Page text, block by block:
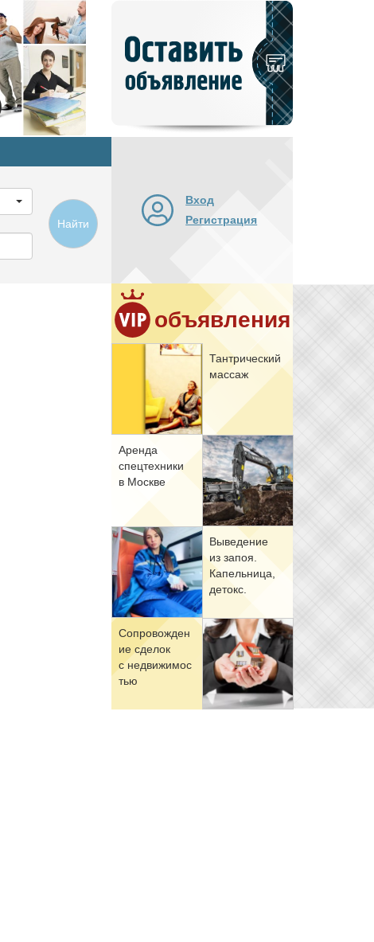
объявление
Найти
Вход
Регистрация
объявления
Тан­три­че­ский
мас­саж
Арен­да
спец­тех­ни­ки
в Москве
Вы­ве­де­ние
из за­поя.
Ка­пель­ни­ца,
де­токс.
Со­про­вож­де­н
ие сде­лок
с недви­жи­мо­с
тью